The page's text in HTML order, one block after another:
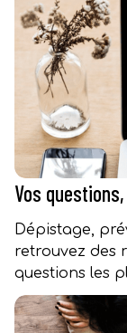
Vos
Dépistage,
retrouvez des
questions les